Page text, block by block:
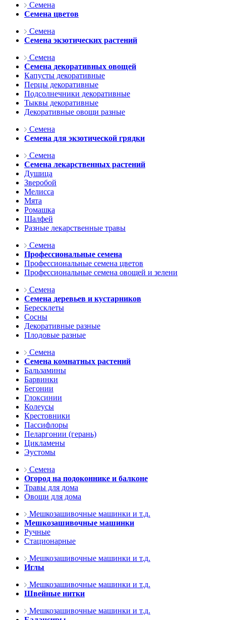
Семена
Семена цветов
Семена
Семена экзотических растений
Семена
Семена декоративных овощей
Капусты декоративные
Перцы декоративные
Подсолнечники декоративные
Тыквы декоративные
Декоративные овощи разные
Семена
Семена для экзотической грядки
Семена
Семена лекарственных растений
Душица
Зверобой
Мелисса
Мята
Ромашка
Шалфей
Разные лекарственные травы
Семена
Профессиональные семена
Профессиональные семена цветов
Профессиональные семена овощей и зелени
Семена
Семена деревьев и кустарников
Бересклеты
Сосны
Декоративные разные
Плодовые разные
Семена
Семена комнатных растений
Бальзамины
Барвинки
Бегонии
Глоксинии
Колеусы
Крестовники
Пассифлоры
Пеларгонии (герань)
Цикламены
Эустомы
Семена
Огород на подоконнике и балконе
Травы для дома
Овощи для дома
Мешкозашивочные машинки и т.д.
Мешкозашивочные машинки
Ручные
Стационарные
Мешкозашивочные машинки и т.д.
Иглы
Мешкозашивочные машинки и т.д.
Швейные нитки
Мешкозашивочные машинки и т.д.